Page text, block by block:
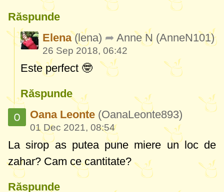
Răspunde
Elena(lena) Anne N (AnneN101)
26 Sep 2018, 06:42
Este perfect 🤓
Răspunde
Oana Leonte (OanaLeonte893)
01 Dec 2021, 08:54
La sirop as putea pune miere un loc de
zahar? Cam ce cantitate?
Răspunde